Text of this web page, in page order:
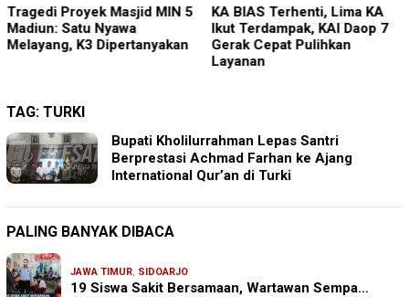
Tragedi Proyek Masjid MIN 5
Madiun: Satu Nyawa
Melayang, K3 Dipertanyakan
KA BIAS Terhenti, Lima KA
Ikut Terdampak, KAI Daop 7
Gerak Cepat Pulihkan
Layanan
TAG: TURKI
Bupati Kholilurrahman Lepas Santri
Berprestasi Achmad Farhan ke Ajang
International Qur’an di Turki
PALING BANYAK DIBACA
JAWA TIMUR, SIDOARJO
19 Siswa Sakit Bersamaan, Wartawan Sempa…